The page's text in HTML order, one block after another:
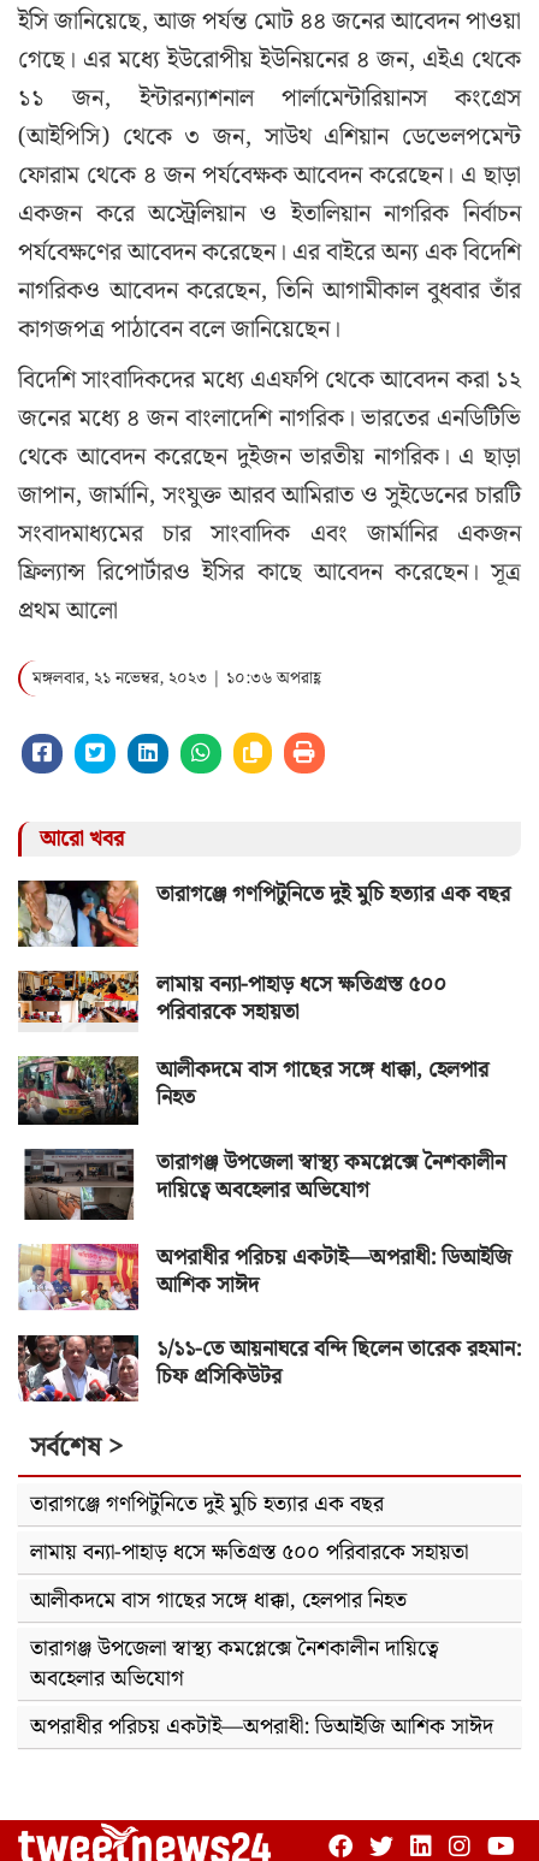
ইসি জানিয়েছে, আজ পর্যন্ত মোট ৪৪ জনের আবেদন পাওয়া
গেছে। এর মধ্যে ইউরোপীয় ইউনিয়নের ৪ জন, এইএ থেকে
১১ জন, ইন্টারন্যাশনাল পার্লামেন্টারিয়ানস কংগ্রেস
(আইপিসি) থেকে ৩ জন, সাউথ এশিয়ান ডেভেলপমেন্ট
ফোরাম থেকে ৪ জন পর্যবেক্ষক আবেদন করেছেন। এ ছাড়া
একজন করে অস্ট্রেলিয়ান ও ইতালিয়ান নাগরিক নির্বাচন
পর্যবেক্ষণের আবেদন করেছেন। এর বাইরে অন্য এক বিদেশি
নাগরিকও আবেদন করেছেন, তিনি আগামীকাল বুধবার তাঁর
কাগজপত্র পাঠাবেন বলে জানিয়েছেন।
বিদেশি সাংবাদিকদের মধ্যে এএফপি থেকে আবেদন করা ১২
জনের মধ্যে ৪ জন বাংলাদেশি নাগরিক। ভারতের এনডিটিভি
থেকে আবেদন করেছেন দুইজন ভারতীয় নাগরিক। এ ছাড়া
জাপান, জার্মানি, সংযুক্ত আরব আমিরাত ও সুইডেনের চারটি
সংবাদমাধ্যমের চার সাংবাদিক এবং জার্মানির একজন
ফ্রিল্যান্স রিপোর্টারও ইসির কাছে আবেদন করেছেন। সূত্র
প্রথম আলো
মঙ্গলবার, ২১ নভেম্বর, ২০২৩ | ১০:৩৬ অপরাহ্ণ
আরো খবর
তারাগঞ্জে গণপিটুনিতে দুই মুচি হত্যার এক বছর
লামায় বন্যা-পাহাড় ধসে ক্ষতিগ্রস্ত ৫০০
পরিবারকে সহায়তা
আলীকদমে বাস গাছের সঙ্গে ধাক্কা, হেলপার
নিহত
তারাগঞ্জ উপজেলা স্বাস্থ্য কমপ্লেক্সে নৈশকালীন
দায়িত্বে অবহেলার অভিযোগ
অপরাধীর পরিচয় একটাই—অপরাধী: ডিআইজি
আশিক সাঈদ
১/১১-তে আয়নাঘরে বন্দি ছিলেন তারেক রহমান:
চিফ প্রসিকিউটর
সর্বশেষ >
তারাগঞ্জে গণপিটুনিতে দুই মুচি হত্যার এক বছর
লামায় বন্যা-পাহাড় ধসে ক্ষতিগ্রস্ত ৫০০ পরিবারকে সহায়তা
আলীকদমে বাস গাছের সঙ্গে ধাক্কা, হেলপার নিহত
তারাগঞ্জ উপজেলা স্বাস্থ্য কমপ্লেক্সে নৈশকালীন দায়িত্বে
অবহেলার অভিযোগ
অপরাধীর পরিচয় একটাই—অপরাধী: ডিআইজি আশিক সাঈদ